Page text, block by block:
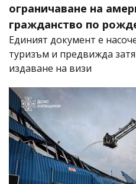
ограничаване на
гражданство по
Единият документ е
туризъм и предвижда
издаване на визи